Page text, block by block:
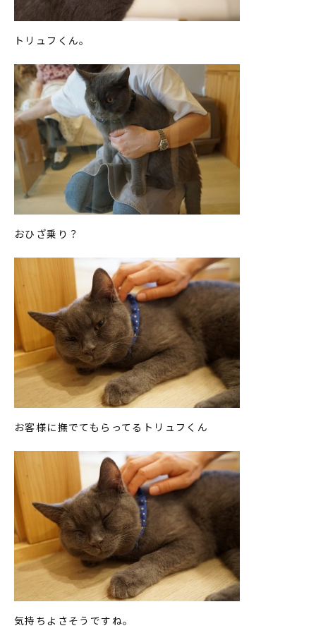
トリュフくん。
おひざ乗り？
お客様に撫でてもらってるトリュフくん
気持ちよさそうですね。